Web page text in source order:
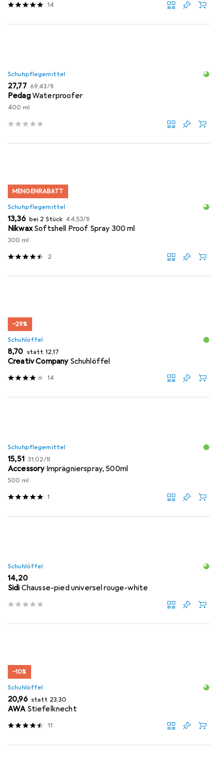
14
Schuhpflegemittel
EUR
27,77 EUR
69,43/1l
PedagWaterproofer
400 ml
MENGENRABATT
Schuhpflegemittel
EUR
13,36 bei 2 Stück EUR
44,53/1l
Nikwax Softshell Proof Spray 300 ml
300 ml
2
−29%
Schuhlöffel
EUR
8,70 statt EUR
12,17
Creativ Company Schuhlöffel
14
Schuhpflegemittel
EUR
15,51 EUR
31,02/1l
Accessory Imprägnierspray, 500ml
500 ml
1
Schuhlöffel
EUR
14,20
Sidi Chausse-pied universel rouge-white
−10%
Schuhlöffel
EUR
20,96 statt EUR
23,30
AWA Stiefelknecht
11